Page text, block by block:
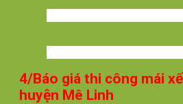
4/Báo giá thi công mái
huyện Mê Linh